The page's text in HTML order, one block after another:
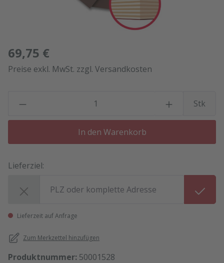
69,75 €
Preise exkl. MwSt. zzgl. Versandkosten
Stk
In den Warenkorb
Lieferziel:
Lieferzeit auf Anfrage
Zum Merkzettel hinzufügen
Produktnummer: 50001528